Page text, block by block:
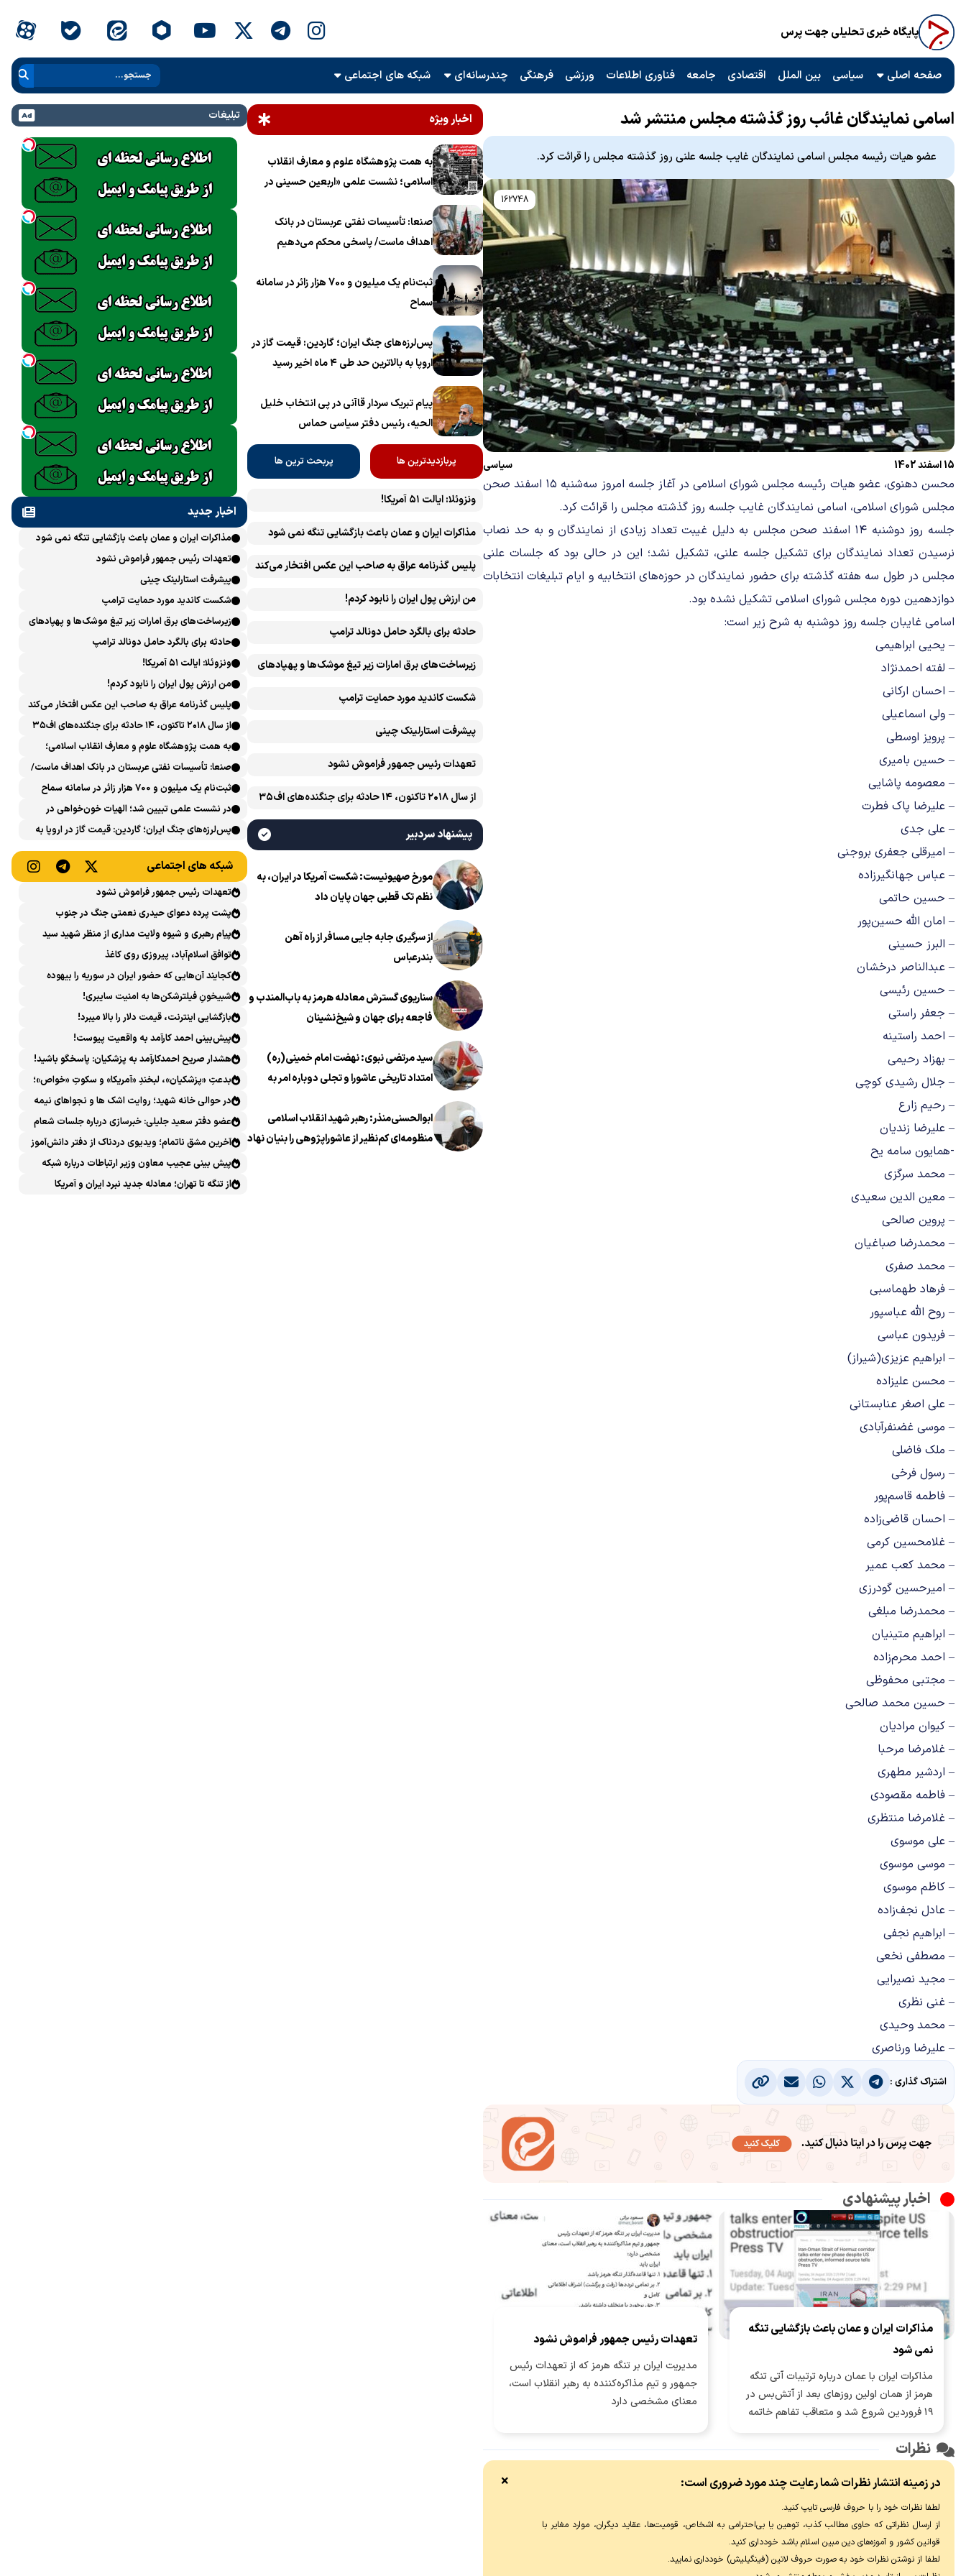
پایگاه خبری تحلیلی جهت پرس
صفحه اصلی سیاسی بین الملل اقتصادی جامعه فناوری اطلاعات ورزشی فرهنگی چندرسانه‌ای شبکه های اجتماعی
اسامی نمایندگان غائب روز گذشته مجلس منتشر شد
عضو هیات رئیسه مجلس اسامی نمایندگان غایب جلسه علنی روز گذشته مجلس را قرائت کرد.
162748
15 اسفند 1402 سیاسی
محسن دهنوی، عضو هیات رئیسه مجلس شورای اسلامی در آغاز جلسه امروز سه‌شنبه ۱۵ اسفند صحن
مجلس شورای اسلامی، اسامی نمایندگان غایب جلسه روز گذشته مجلس را قرائت کرد.
جلسه روز دوشنبه ۱۴ اسفند صحن مجلس به دلیل غیبت تعداد زیادی از نمایندگان و به حد نصاب
نرسیدن تعداد نمایندگان برای تشکیل جلسه علنی، تشکیل نشد؛ این در حالی بود که جلسات علنی
مجلس در طول سه هفته گذشته برای حضور نمایندگان در حوزه‌های انتخابیه و ایام تبلیغات انتخابات
دوازدهمین دوره مجلس شورای اسلامی تشکیل نشده بود.
اسامی غایبان جلسه روز دوشنبه به شرح زیر است:
– یحیی ابراهیمی
– لفته احمدنژاد
– احسان ارکانی
– ولی اسماعیلی
– پرویز اوسطی
– حسین بامیری
– معصومه پاشایی
– علیرضا پاک فطرت
– علی جدی
– امیرقلی جعفری بروجنی
– عباس جهانگیرزاده
– حسین حاتمی
– امان الله حسین‌پور
– البرز حسینی
– عبدالناصر درخشان
– حسین رئیسی
– جعفر راستی
– احمد راستینه
– بهزاد رحیمی
– جلال رشیدی کوچی
– رحیم زارع
– علیرضا زندیان
-همایون سامه یح
– محمد سرگزی
– معین الدین سعیدی
– پروین صالحی
– محمدرضا صباغیان
– محمد صفری
– فرهاد طهماسبی
– روح الله عباسپور
– فریدون عباسی
– ابراهیم عزیزی(شیراز)
– محسن علیزاده
– علی اصغر عنابستانی
– موسی غضنفرآبادی
– ملک فاضلی
– رسول فرخی
– فاطمه قاسم‌پور
– احسان قاضی‌زاده
– غلامحسین کرمی
– محمد کعب عمیر
– امیرحسین گودرزی
– محمدرضا مبلغی
– ابراهیم متینیان
– احمد محرم‌زاده
– مجتبی محفوظی
– حسین محمد صالحی
– کیوان مرادیان
– غلامرضا مرحبا
– اردشیر مطهری
– فاطمه مقصودی
– غلامرضا منتظری
– علی موسوی
– موسی موسوی
– کاظم موسوی
– عادل نجف‌زاده
– ابراهیم نجفی
– مصطفی نخعی
– مجید نصیرایی
– غنی نظری
– محمد وحیدی
– علیرضا ورناصری
اشتراک گذاری :
اخبار پیشنهادی
مذاکرات ایران و عمان باعث بازگشایی تنگه
نمی شود
مذاکرات ایران با عمان درباره ترتیبات آتی تنگه
هرمز از همان اولین روزهای بعد از آتش‌بس در
۱۹ فروردین شروع شد و متعاقب تفاهم خاتمه
تعهدات رئیس جمهور فراموش نشود
مدیریت ایران بر تنگه هرمز که از تعهدات رئیس
جمهور و تیم مذاکره‌کننده به رهبر انقلاب است،
معنای مشخصی دارد
نظرات
در زمینه انتشار نظرات شما رعایت چند مورد ضروری است:
لطفا نظرات خود را با حروف فارسی تایپ کنید.
از ارسال نظراتی که حاوی مطالب کذب، توهین یا بی‌احترامی به اشخاص، قومیت‌ها، عقاید دیگران، موارد مغایر با
قوانین کشور و آموزه‌های دین مبین اسلام باشد خودداری کنید.
لطفا از نوشتن نظرات خود به صورت حروف لاتین (فینگیلیش) خودداری نماييد.
×
اخبار ویژه
به همت پژوهشگاه علوم و معارف انقلاب
اسلامی؛ نشست علمی «اربعین حسینی در
برگزار می‌شود
صنعا: تأسیسات نفتی عربستان در بانک
اهداف ماست/ پاسخی محکم می‌دهیم
ثبت‌نام یک میلیون و 700 هزار زائر در سامانه
سماح ‌
پس‌لرزه‌های جنگ ایران؛ گاردین: قیمت گاز در
اروپا به بالاترین حد طی ۴ ماه اخیر رسید
پیام تبریک سردار قاآنی در پی انتخاب خلیل
الحیه، رئیس دفتر سیاسی حماس
پربازدیدترین ها پربحث ترین ها
ونزوئلا: ایالت ۵۱ آمریکا!
مذاکرات ایران و عمان باعث بازگشایی تنگه نمی شود
پلیس گذرنامه عراق به صاحب این عکس افتخار می‌کند
من ارزش پول ایران را نابود کردم!
حادثه برای بالگرد حامل دونالد ترامپ
زیرساخت‌های برق امارات زیر تیغ موشک‌ها و پهپادهای
شکست کاندید مورد حمایت ترامپ
پیشرفت ‏استارلینک چینی
تعهدات رئیس جمهور فراموش نشود
از سال ۲۰۱۸ تاکنون، ۱۴ حادثه برای جنگنده‌های اف۳۵
آمریکایی رخ داده است
پیشنهاد سردبیر
مورخ صهیونیست: شکست آمریکا در ایران، به
نظم تک قطبی جهان پایان داد
از سرگیری جابه جایی مسافر از راه آهن
بندرعباس
سناریوی گسترش معادله هرمز به باب‌المندب و
فاجعه برای جهان و شیخ‌نشینان
سید مرتضی نبوی: نهضت امام خمینی(ره)
امتداد تاریخی عاشورا و تجلی دوباره امر به
ابوالحسنی‌منذر: رهبر شهید انقلاب اسلامی
منظومه‌ای کم‌نظیر از عاشوراپژوهی را بنیان نهاد
تبلیغات
اخبار جدید
مذاکرات ایران و عمان باعث بازگشایی تنگه نمی شود
تعهدات رئیس جمهور فراموش نشود
پیشرفت ‏استارلینک چینی
شکست کاندید مورد حمایت ترامپ
زیرساخت‌های برق امارات زیر تیغ موشک‌ها و پهپادهای
ایران است
حادثه برای بالگرد حامل دونالد ترامپ
ونزوئلا: ایالت ۵۱ آمریکا!
من ارزش پول ایران را نابود کردم!
پلیس گذرنامه عراق به صاحب این عکس افتخار می‌کند
از سال ۲۰۱۸ تاکنون، ۱۴ حادثه برای جنگنده‌های اف۳۵
آمریکایی رخ داده است
به همت پژوهشگاه علوم و معارف انقلاب اسلامی؛
نشست علمی «اربعین حسینی در منظومه فکری رهبر
شهید، امام خامنه‌ای» برگزار می‌شود
صنعا: تأسیسات نفتی عربستان در بانک اهداف ماست/
پاسخی محکم می‌دهیم
ثبت‌نام یک میلیون و 700 هزار زائر در سامانه سماح ‌
در نشست علمی تبیین شد؛ الهیات خون‌خواهی در
اسلام و تشیع؛ انتقام، عدالت، بازدارندگی و مقابله با
پس‌لرزه‌های جنگ ایران؛ گاردین: قیمت گاز در اروپا به
بالاترین حد طی ۴ ماه اخیر رسید
شبکه های اجتماعی
تعهدات رئیس جمهور فراموش نشود
پشت پرده دعوای حیدری نعمتی جنگ در جنوب
پیام رهبری و شیوه ولایت مداری از منظر شهید سید
حسن نصرالله
توافق اسلام‌آباد، پیروزی روی کاغذ
کجایند آن‌هایی که حضور ایران در سوریه را بیهوده
میدانستند؟
شبیخونِ فیلترشکن‌ها به امنیت سایبری!
بازگشایی اینترنت، قیمت دلار را بالا میبرد!
پیش‌بینی احمد کارآمد به واقعیت پیوست!
هشدار صریح احمدکارآمد به پزشکیان: پاسخگو باشید!
بدعتِ «پزشکیان»، لبخندِ «آمریکا» و سکوتِ «خواص»؛
سیرکِ قانون‌گریزی در روز روشن!
در حوالی خانه شهید؛ روایت اشک ها و نجواهای نیمه
شب
عضو دفتر سعید جلیلی: خبرسازی درباره جلسات شعام
خلاف امنیت ملی است
آخرین مشق ناتمام؛ ویدیوی دردناک از دفتر دانش‌آموز
شهید مینابی پربازدید شد
پیش بینی عجیب معاون وزیر ارتباطات درباره شبکه
ملی اطلاعات که محقق هم نشد!
از تنگه تا تهران؛ معادله جدید نبرد ایران و آمریکا